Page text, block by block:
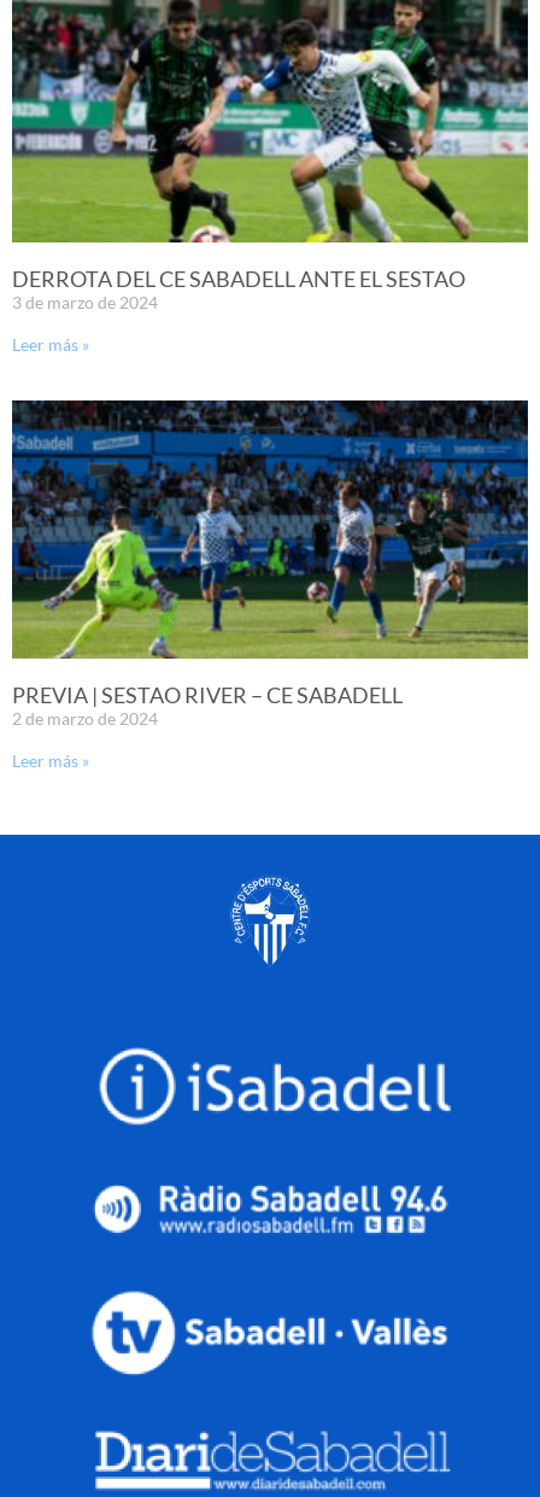
DERROTA DEL CE SABADELL ANTE EL SESTAO
3 de marzo de 2024
Leer más »
PREVIA | SESTAO RIVER – CE SABADELL
2 de marzo de 2024
Leer más »